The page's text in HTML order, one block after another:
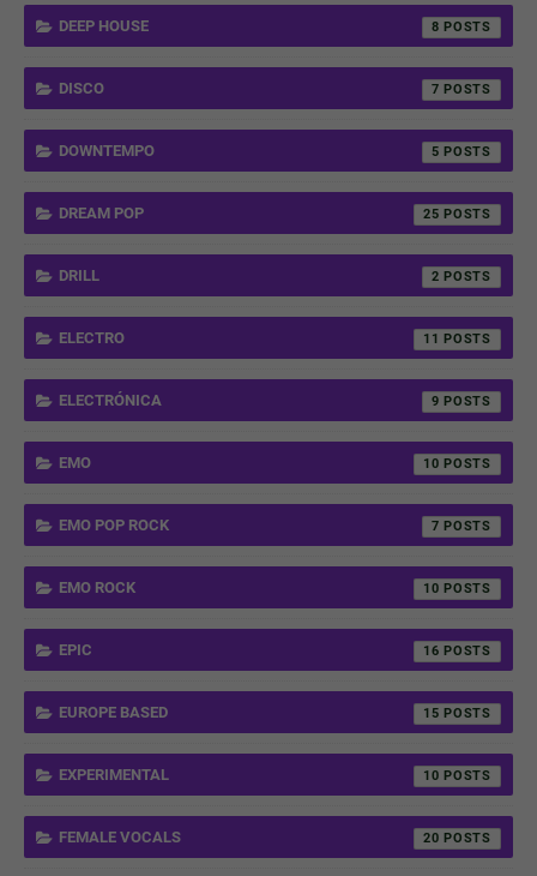
DEEP HOUSE 8
DISCO 7
DOWNTEMPO 5
DREAM POP 25
DRILL 2
ELECTRO 11
ELECTRÓNICA 9
EMO 10
EMO POP ROCK 7
EMO ROCK 10
EPIC 16
EUROPE BASED 15
EXPERIMENTAL 10
FEMALE VOCALS 20